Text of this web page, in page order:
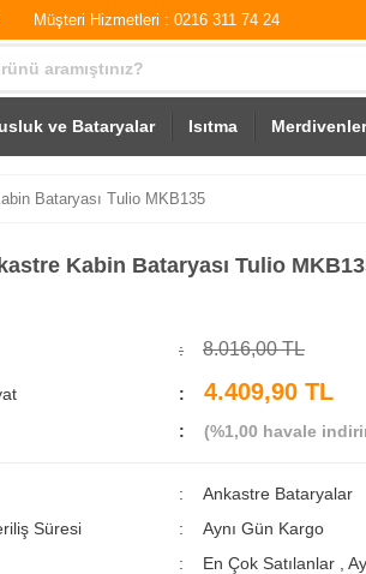
Müşteri Hizmetleri : 0216 311 74 24
ve Bataryalar Isıtma Merdivenler
Bataryası Tulio MKB135
Kabin Bataryası Tulio
8.016,00 TL
4.409,90 TL
(%1,00 havale
Ankastre Bataryalar
Süresi
Aynı Gün Kargo
En Çok Satılanlar